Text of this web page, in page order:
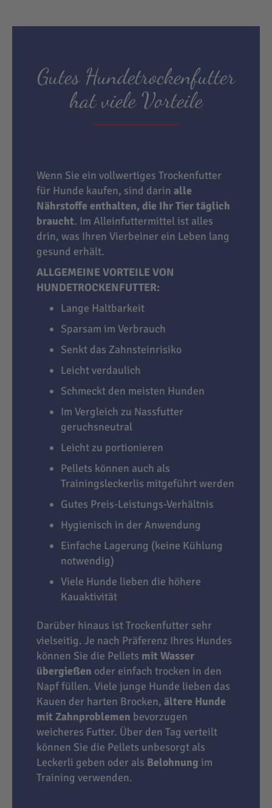
Gutes Hundetrockenfutter
hat viele Vorteile
Wenn Sie ein vollwertiges Trockenfutter
für Hunde kaufen, sind darin alle
Nährstoffe enthalten, die Ihr Tier täglich
braucht. Im Alleinfuttermittel ist alles
drin, was Ihren Vierbeiner ein Leben lang
gesund erhält.
ALLGEMEINE VORTEILE VON
HUNDETROCKENFUTTER:
Lange Haltbarkeit
Sparsam im Verbrauch
Senkt das Zahnsteinrisiko
Leicht verdaulich
Schmeckt den meisten Hunden
Im Vergleich zu Nassfutter
geruchsneutral
Leicht zu portionieren
Pellets können auch als
Trainingsleckerlis mitgeführt werden
Gutes Preis-Leistungs-Verhältnis
Hygienisch in der Anwendung
Einfache Lagerung (keine Kühlung
notwendig)
Viele Hunde lieben die höhere
Kauaktivität
Darüber hinaus ist Trockenfutter sehr
vielseitig. Je nach Präferenz Ihres Hundes
können Sie die Pellets mit Wasser
übergießen oder einfach trocken in den
Napf füllen. Viele junge Hunde lieben das
Kauen der harten Brocken, ältere Hunde
mit Zahnproblemen bevorzugen
weicheres Futter. Über den Tag verteilt
können Sie die Pellets unbesorgt als
Leckerli geben oder als Belohnung im
Training verwenden.